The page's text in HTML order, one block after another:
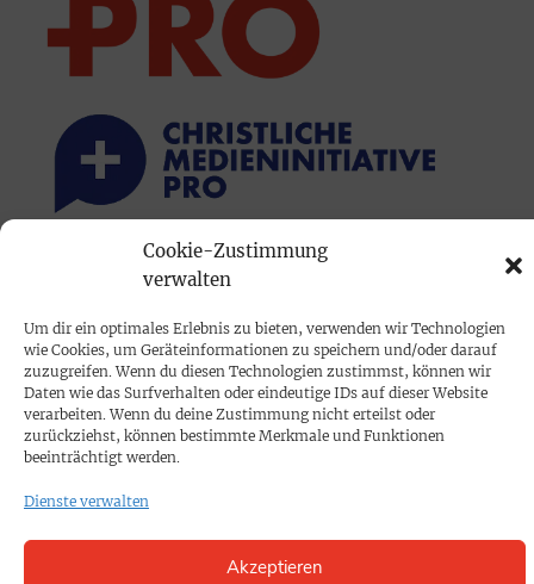
Cookie-Zustimmung
verwalten
Um dir ein optimales Erlebnis zu bieten, verwenden wir Technologien
wie Cookies, um Geräteinformationen zu speichern und/oder darauf
zuzugreifen. Wenn du diesen Technologien zustimmst, können wir
Daten wie das Surfverhalten oder eindeutige IDs auf dieser Website
verarbeiten. Wenn du deine Zustimmung nicht erteilst oder
zurückziehst, können bestimmte Merkmale und Funktionen
beeinträchtigt werden.
Dienste verwalten
Akzeptieren
PRINTAUSGABE
PROKOMPAKT
Impressum